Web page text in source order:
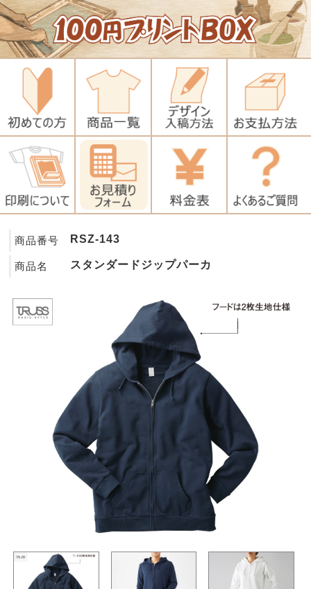
商品番号 RSZ-143
商品名 スタンダードジップパーカ